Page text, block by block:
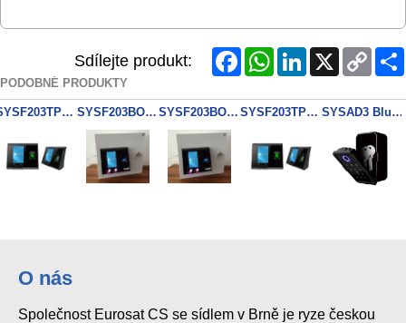
Sdílejte produkt: FacebookWhatsAppLinkedInX
Copy
Link
PODOBNÉ PRODUKTY
SYSF203TPD-docházkový terminál dual format SYSF203BOX1D portable SYSDO SYSF203BOX1M portable SYSDO SYSF203TPM SYSDO SYSAD3 Bluetooth Key box Tuya Finger/Key/MF
O nás
Společnost Eurosat CS se sídlem v Brně je ryze českou